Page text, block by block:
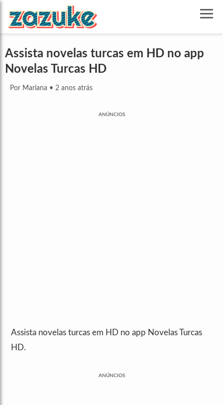
Assista novelas turcas em HD no app
Novelas Turcas HD
Por Mariana • 2 anos atrás
ANÚNCIOS
Assista novelas turcas em HD no app Novelas Turcas
HD.
ANÚNCIOS